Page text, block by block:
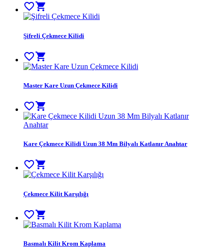
favorite_border shopping_cart
Şifreli Çekmece Kilidi
favorite_bordershopping_cart
Master Kare Uzun Çekmece Kilidi
favorite_bordershopping_cart
Kare Çekmece Kilidi Uzun 38 Mm Bilyalı Katlanır Anahtar
favorite_border shopping_cart
Çekmece Kilit Karşılığı
favorite_bordershopping_cart
Basmalı Kilit Krom Kaplama